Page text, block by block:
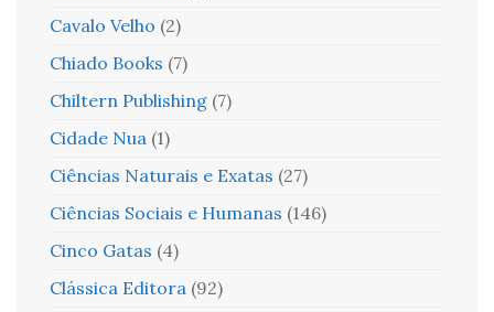
Cavalo Velho (2)
Chiado Books (7)
Chiltern Publishing (7)
Cidade Nua (1)
Ciências Naturais e Exatas (27)
Ciências Sociais e Humanas (146)
Cinco Gatas (4)
Clássica Editora (92)